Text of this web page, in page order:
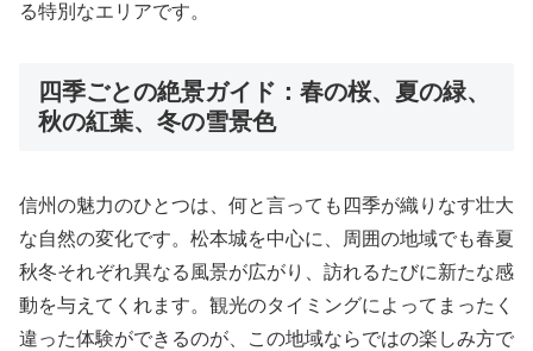
る特別なエリアです。
四季ごとの絶景ガイド：春の桜、夏の緑、
秋の紅葉、冬の雪景色
信州の魅力のひとつは、何と言っても四季が織りなす壮大
な自然の変化です。松本城を中心に、周囲の地域でも春夏
秋冬それぞれ異なる風景が広がり、訪れるたびに新たな感
動を与えてくれます。観光のタイミングによってまったく
違った体験ができるのが、この地域ならではの楽しみ方で